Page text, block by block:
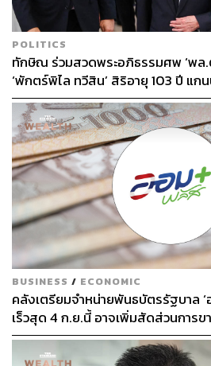
POLITICS
ทักษิณ ร่วมสวดพระอภิธรรมศพ ‘พล.
‘พักตร์พิไล ทวีสิน’ สิริอายุ 103 ปี แก
หลากวงการร่วมอาลัย
BUSINESS / ECONOMIC
คลังเตรียมจำหน่ายพันธบัตรรัฐบาล
เร็วสุด 4 ก.ย.นี้ อาจเพิ่มสัดส่วนการ
First มากขึ้น